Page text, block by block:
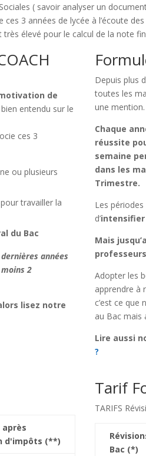
( savoir analyser un
3 années de lycée à l’écoute
élevé pour le calcul de la note
de
entendu sur le
ces 3
ou plusieurs
travailler la
du Bac
années
2
lisez notre
Depuis plus
toutes les
une mention.
Chaque
réussite
semaine
dans les
Trimestre.
Les
d’intensifier
Mais
Adopter les
apprendre à
c’est ce que
au Bac mais
Lire aussi
?
après
d'impôts (**)
Tarif
TARIFS
Bac (*)